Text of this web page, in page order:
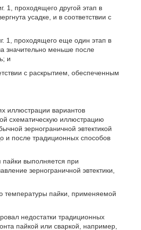
1, проходящего другой этап в
усадке, и в соответствии с
1, проходящего еще один этап в
значительно меньше после
и
с раскрытием, обеспеченным
иллюстрации вариантов
схематическую иллюстрацию
зернограничной эвтектикой
и после традиционных способов
выполняется при
зернограничной эвтектики,
температуры пайки, применяемой
недостатки традиционных
пайкой или сваркой, например,